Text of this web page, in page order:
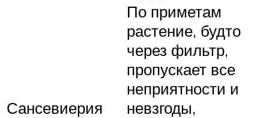
Сансевиерия
По приметам
растение, будто
через фильтр,
пропускает все
неприятности и
невзгоды,